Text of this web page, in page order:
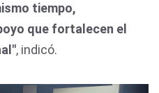
tiempo,
que fortalecen el
, indicó.